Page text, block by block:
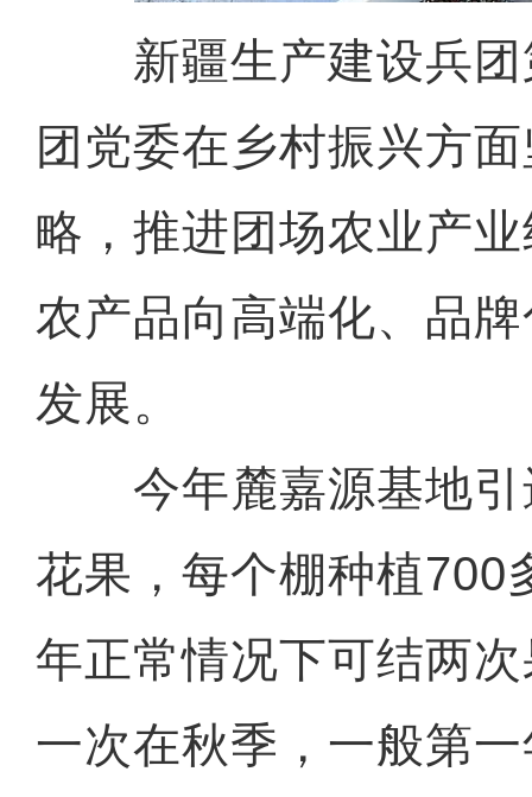
新疆生产建设兵团
团党委在乡村振兴方
略，推进团场农业产
农产品向高端化、品
发展。
今年麓嘉源基地引
花果，每个棚种植700
年正常情况下可结两
一次在秋季，一般第